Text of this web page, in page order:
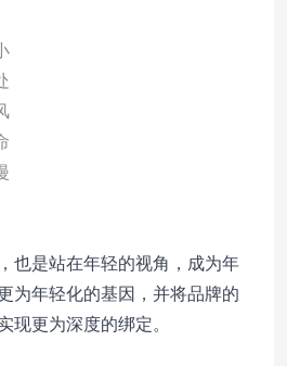
也是站在年轻的视角，成为年
为年轻化的基因，并将品牌的
现更为深度的绑定。